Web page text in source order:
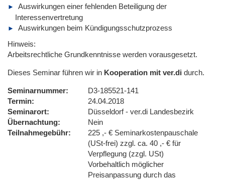
Auswirkungen einer fehlenden Beteiligung der
Interessenvertretung
Auswirkungen beim Kündigungsschutzprozess
Hinweis:
Arbeitsrechtliche Grundkenntnisse werden vorausgesetzt.
Dieses Seminar führen wir in Kooperation mit ver.di durch.
Seminarnummer
D3-185521-141
Termin
24.04.2018
Seminarort
Düsseldorf - ver.di Landesbezirk
Übernachtung
Nein
Teilnahmegebühr
225 ,- € Seminarkostenpauschale
(USt-frei) zzgl. ca. 40 ,- € für
Verpflegung (zzgl. USt)
Vorbehaltlich möglicher
Preisanpassung durch das